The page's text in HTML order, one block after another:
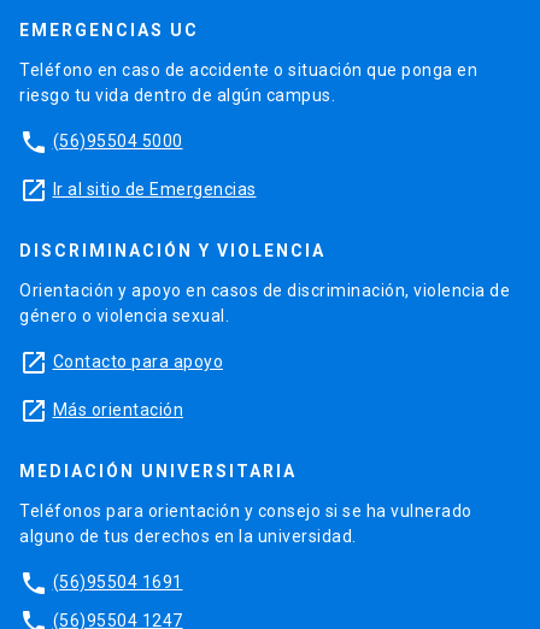
EMERGENCIAS UC
Teléfono en caso de accidente o situación que ponga en
riesgo tu vida dentro de algún campus.
phone (56)95504 5000
launch Ir al sitio de Emergencias
DISCRIMINACIÓN Y VIOLENCIA
Orientación y apoyo en casos de discriminación, violencia de
género o violencia sexual.
launch Contacto para apoyo
launch Más orientación
MEDIACIÓN UNIVERSITARIA
Teléfonos para orientación y consejo si se ha vulnerado
alguno de tus derechos en la universidad.
phone (56)95504 1691
phone (56)95504 1247